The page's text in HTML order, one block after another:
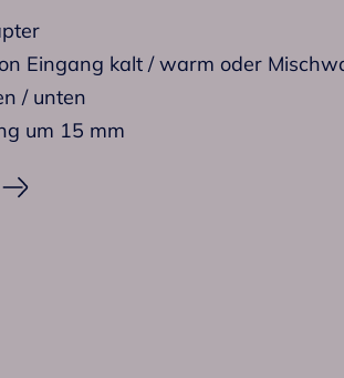
Eingang kalt / warm oder
/ unten
um 15 mm